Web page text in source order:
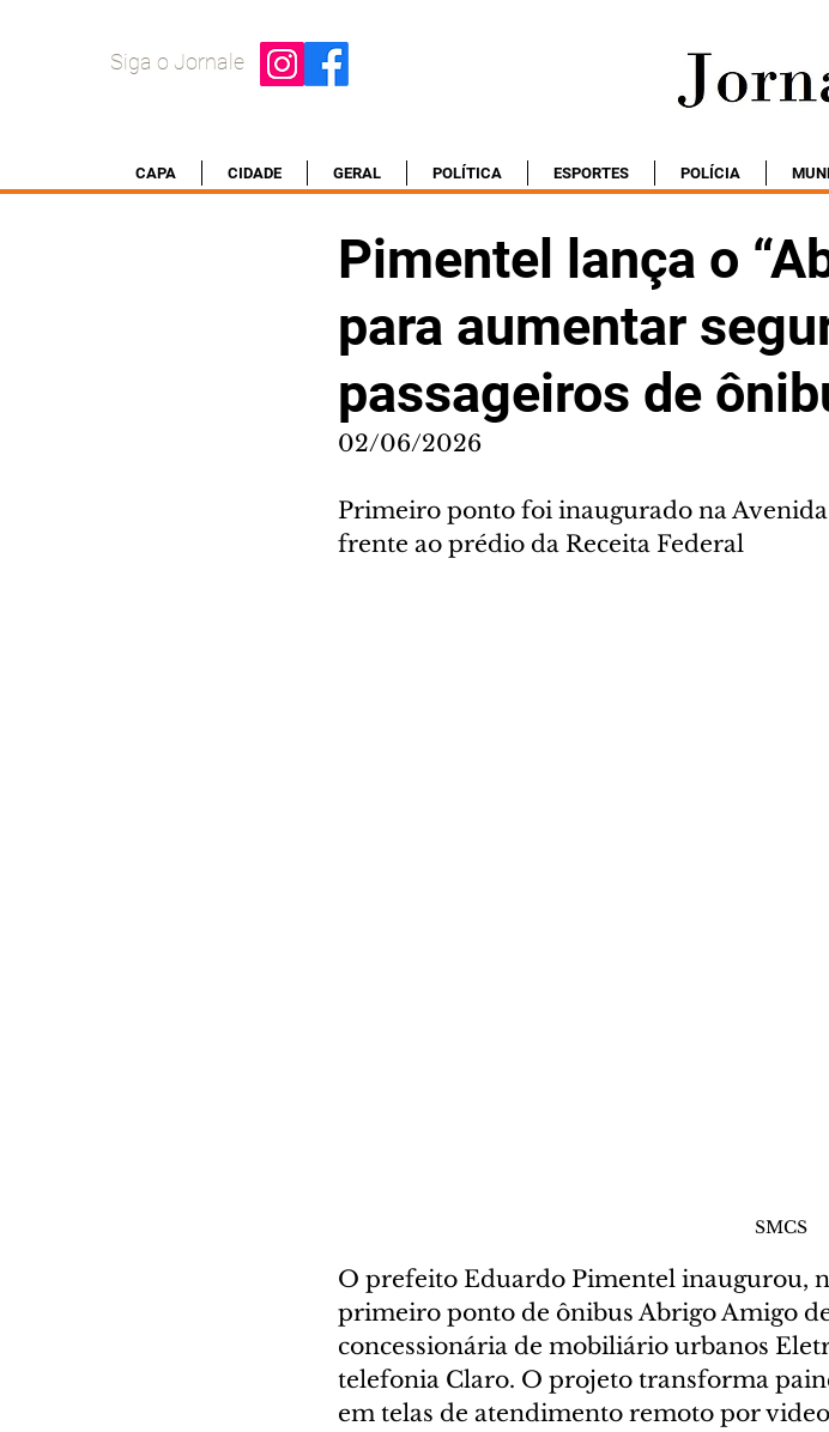
Siga o Jornale
CAPA CIDADE GERAL POLÍTICA ESPORTES POLÍCIA
Pimentel lança o
para aumentar
passageiros de
02/06/2026
Primeiro ponto foi inaugurado na
frente ao prédio da Receita Federal
SMCS
O prefeito Eduardo Pimentel inaugurou,
primeiro ponto de ônibus Abrigo Amigo
concessionária de mobiliário urbanos
telefonia Claro. O projeto transforma
em telas de atendimento remoto por